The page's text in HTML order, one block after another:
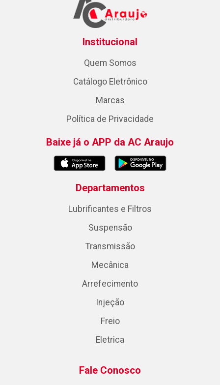
Institucional
Quem Somos
Catálogo Eletrônico
Marcas
Política de Privacidade
Baixe já o APP da AC Araujo
Departamentos
Lubrificantes e Filtros
Suspensão
Transmissão
Mecânica
Arrefecimento
Injeção
Freio
Eletrica
Fale Conosco